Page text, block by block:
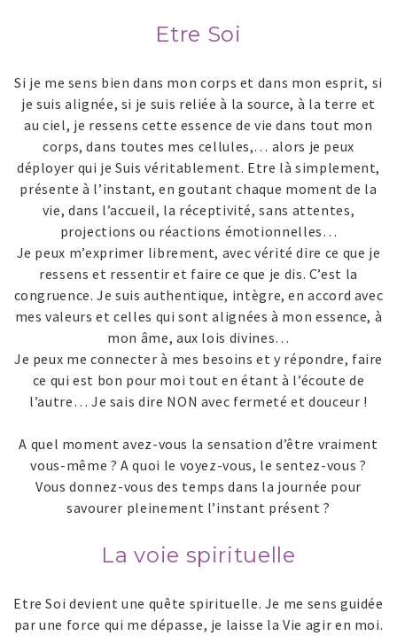
Etre Soi
Si je me sens bien dans mon corps et dans mon esprit, si
je suis alignée, si je suis reliée à la source, à la terre et
au ciel, je ressens cette essence de vie dans tout mon
corps, dans toutes mes cellules,… alors je peux
déployer qui je Suis véritablement. Etre là simplement,
présente à l’instant, en goutant chaque moment de la
vie, dans l’accueil, la réceptivité, sans attentes,
projections ou réactions émotionnelles…
Je peux m’exprimer librement, avec vérité dire ce que je
ressens et ressentir et faire ce que je dis. C’est la
congruence. Je suis authentique, intègre, en accord avec
mes valeurs et celles qui sont alignées à mon essence, à
mon âme, aux lois divines…
Je peux me connecter à mes besoins et y répondre, faire
ce qui est bon pour moi tout en étant à l’écoute de
l’autre… Je sais dire NON avec fermeté et douceur !
A quel moment avez-vous la sensation d’être vraiment
vous-même ? A quoi le voyez-vous, le sentez-vous ?
Vous donnez-vous des temps dans la journée pour
savourer pleinement l’instant présent ?
La voie spirituelle
Etre Soi devient une quête spirituelle. Je me sens guidée
par une force qui me dépasse, je laisse la Vie agir en moi.